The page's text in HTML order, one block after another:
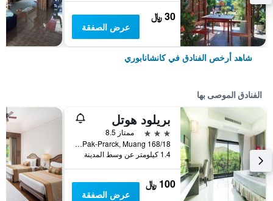
30 ﷼
عرض الصفقة
شاهد أرخص الفنادق في كانشانابوري
الفنادق الموصى بها
بريلود هوتل
3 نجوم
ممتاز 8.5
168/18 Moo 3, Pak-Prarck, Muang, كانشانابوري, تايلاند
1.4 كيلومتر عن وسط المدينة
100 ﷼
عرض الصفقة